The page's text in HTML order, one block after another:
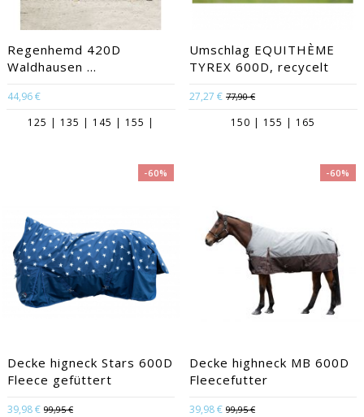
Regenhemd 420D
Waldhausen ...
44,96 €
125 | 135 | 145 | 155 |
Umschlag EQUITHÈME
TYREX 600D, recycelt
27,27 € 77,90 €
150 | 155 | 165
-60%
Decke higneck Stars 600D
Fleece gefüttert
39,98 € 99,95 €
-60%
Decke highneck MB 600D
Fleecefutter
39,98 € 99,95 €